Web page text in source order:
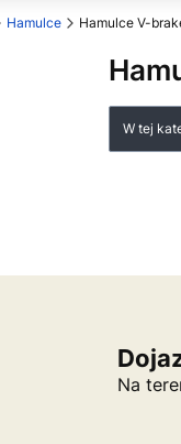
Hamulce Hamulce V-
W tej
Na